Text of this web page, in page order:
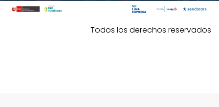
Todos los derechos reservados